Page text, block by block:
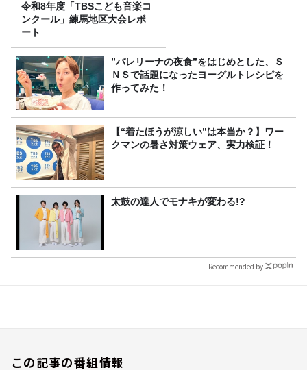
令和8年度「TBSこども音楽コ
ンクール」練馬地区大会レポ
ート
”バレリーナの夜食”をはじめとした、Ｓ
ＮＳで話題になったヨーグルトレシピを
作ってみた！
【“着たほうが涼しい”は本当か？】ワー
クマンの暑さ対策ウェア、実力検証！
太鼓の達人でモナキが変わる!?
Recommended by
この記事の番組情報